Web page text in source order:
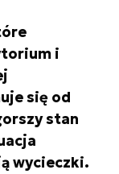
i
się od
stan
wycieczki.